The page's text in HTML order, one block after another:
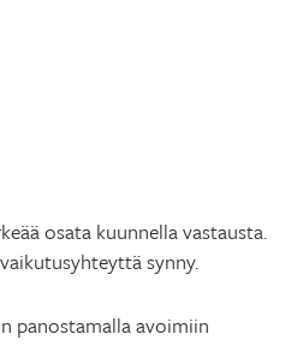
osata kuunnella vastausta.
synny.
panostamalla avoimiin